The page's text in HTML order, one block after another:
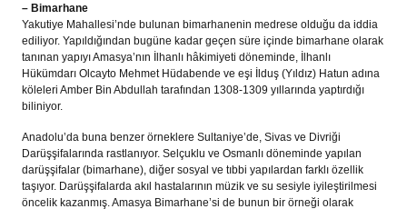
– Bimarhane
Yakutiye Mahallesi’nde bulunan bimarhanenin medrese olduğu da iddia
ediliyor. Yapıldığından bugüne kadar geçen süre içinde bimarhane olarak
tanınan yapıyı Amasya’nın İlhanlı hâkimiyeti döneminde, İlhanlı
Hükümdarı Olcayto Mehmet Hüdabende ve eşi İlduş (Yıldız) Hatun adına
köleleri Amber Bin Abdullah tarafından 1308-1309 yıllarında yaptırdığı
biliniyor.
Anadolu’da buna benzer örneklere Sultaniye’de, Sivas ve Divriği
Darüşşifalarında rastlanıyor. Selçuklu ve Osmanlı döneminde yapılan
darüşşifalar (bimarhane), diğer sosyal ve tıbbi yapılardan farklı özellik
taşıyor. Darüşşifalarda akıl hastalarının müzik ve su sesiyle iyileştirilmesi
öncelik kazanmış. Amasya Bimarhane’si de bunun bir örneği olarak